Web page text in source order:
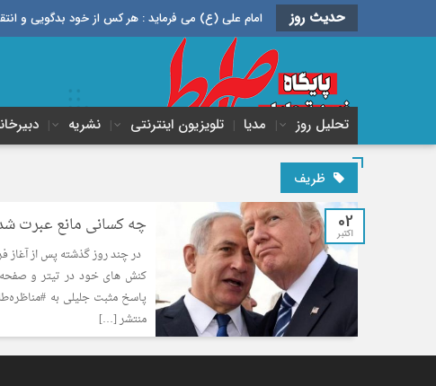
حدیث روز امام علی (ع) می فرماید : هر کس از خود بدگویی و انتقاد کند٬ خود را اصلاح کرده و هر کس خودستایی نماید٬ پس به تحقیق خویش را
تحلیل روز مدیا تلویزیون اینترنتی نشریه
ظریف
02
اکتبر چه کسانی مانع عبرت
در چند روز گذشته پس از آغاز
کنش های خود در تیتر و صفحه
پاسخ مثبت جلیلی به
منتشر […]